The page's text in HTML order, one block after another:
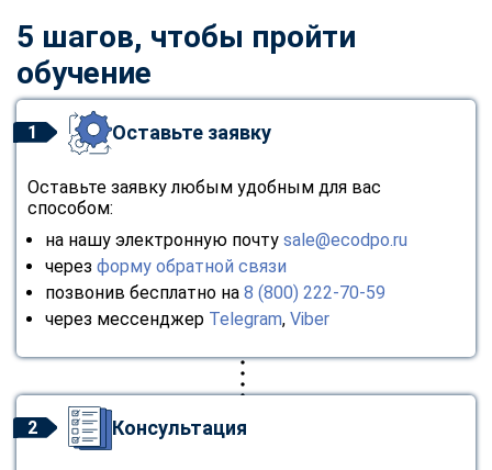
5 шагов, чтобы пройти
обучение
1 Оставьте заявку
Оставьте заявку любым удобным для вас
способом:
на нашу электронную почту sale@ecodpo.ru
через форму обратной связи
позвонив бесплатно на 8 (800) 222-70-59
через мессенджер Telegram, Viber
2 Консультация